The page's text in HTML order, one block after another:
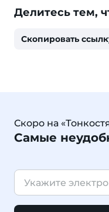
Делитесь тем,
Скопировать
Скоро на
Самые